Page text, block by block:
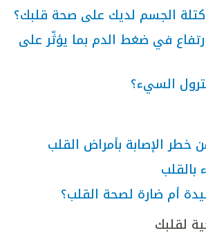
الجسم لديك على صحة قلبك؟
في ضغط الدم بما يؤثّر على
السيء؟
أم ضارة لصحة القلب؟
لقلبك